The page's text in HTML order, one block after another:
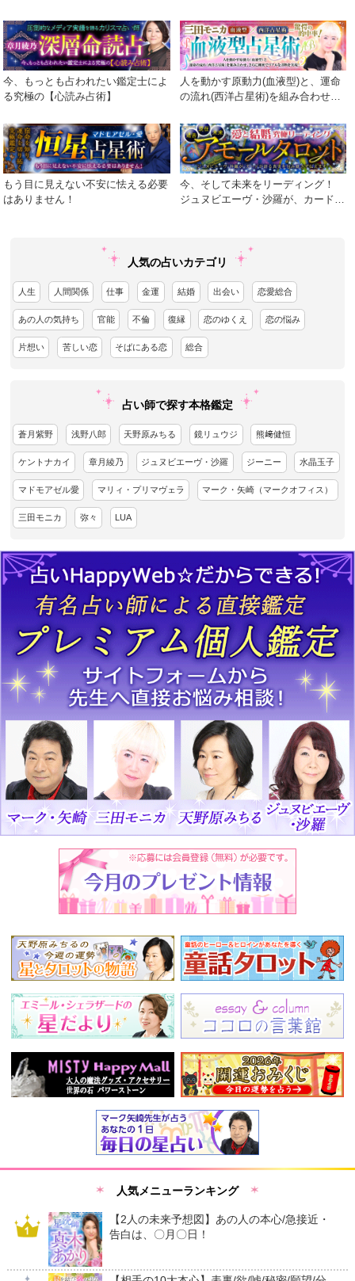
今、もっとも占われたい鑑定士によ
る究極の【心読み占術】
人を動かす原動力(血液型)と、運命
の流れ(西洋占星術)を組み合わせ、
もう目に見えない不安に怯える必要
はありません！
今、そして未来をリーディング！
ジュヌビエーヴ・沙羅が、カードが
人気の占いカテゴリ
人生 人間関係 仕事 金運 結婚 出会い 恋愛総合
あの人の気持ち 官能 不倫 復縁 恋のゆくえ 恋の悩み
片想い 苦しい恋 そばにある恋 総合
占い師で探す本格鑑定
蒼月紫野 浅野八郎 天野原みちる 鏡リュウジ 熊﨑健恒
ケントナカイ 章月綾乃 ジュヌビエーヴ・沙羅 ジーニー 水晶玉子
マドモアゼル愛 マリィ・プリマヴェラ マーク・矢崎（マークオフィス）
三田モニカ 弥々 LUA
人気メニューランキング
【2人の未来予想図】あの人の本心/急接近・
告白は、〇月〇日！